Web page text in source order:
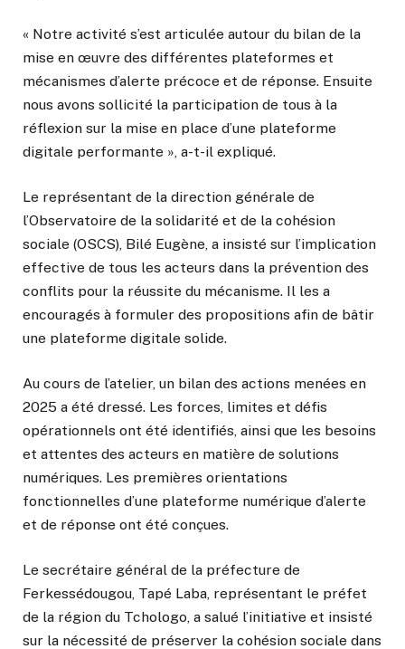
« Notre activité s’est articulée autour du bilan de la
mise en œuvre des différentes plateformes et
mécanismes d’alerte précoce et de réponse. Ensuite
nous avons sollicité la participation de tous à la
réflexion sur la mise en place d’une plateforme
digitale performante », a-t-il expliqué.
Le représentant de la direction générale de
l’Observatoire de la solidarité et de la cohésion
sociale (OSCS), Bilé Eugène, a insisté sur l’implication
effective de tous les acteurs dans la prévention des
conflits pour la réussite du mécanisme. Il les a
encouragés à formuler des propositions afin de bâtir
une plateforme digitale solide.
Au cours de l’atelier, un bilan des actions menées en
2025 a été dressé. Les forces, limites et défis
opérationnels ont été identifiés, ainsi que les besoins
et attentes des acteurs en matière de solutions
numériques. Les premières orientations
fonctionnelles d’une plateforme numérique d’alerte
et de réponse ont été conçues.
Le secrétaire général de la préfecture de
Ferkessédougou, Tapé Laba, représentant le préfet
de la région du Tchologo, a salué l’initiative et insisté
sur la nécessité de préserver la cohésion sociale dans